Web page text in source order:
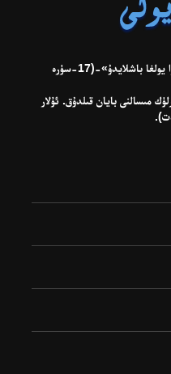
«شۈبھىسىزكى، بۇ قۇرئان ئەڭ توغرا يولغا باشلايدۇ»-(17-سۈرە
مىسالنى بايان قىلدۇق. ئۇلار